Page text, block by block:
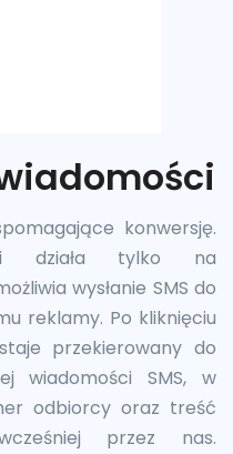
konwersję.
działa tylko na
wysłanie SMS do
reklamy. Po kliknięciu
przekierowany do
wiadomości SMS, w
odbiorcy oraz treść
przez nas.